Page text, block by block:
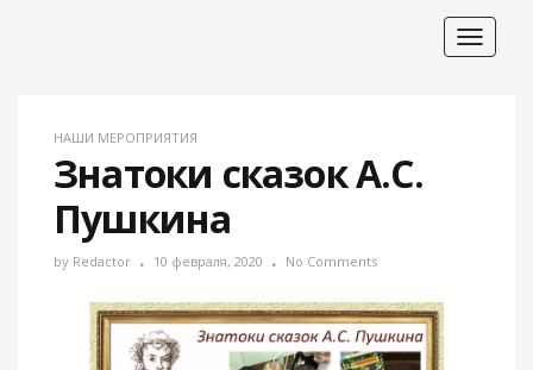
Toggle
НАШИ МЕРОПРИЯТИЯ
Знатоки сказок А.С.
Пушкина
by Redactor 10 февраля, 2020 No Comments